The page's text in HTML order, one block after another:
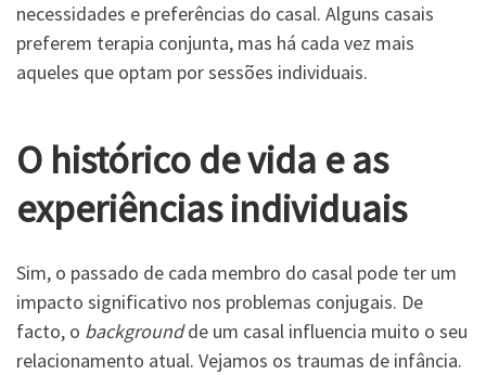
necessidades e preferências do casal. Alguns casais
preferem terapia conjunta, mas há cada vez mais
aqueles que optam por sessões individuais.
O histórico de vida e as
experiências individuais
Sim, o passado de cada membro do casal pode ter um
impacto significativo nos problemas conjugais. De
facto, o backgroundde um casal influencia muito o seu
relacionamento atual. Vejamos os traumas de infância.